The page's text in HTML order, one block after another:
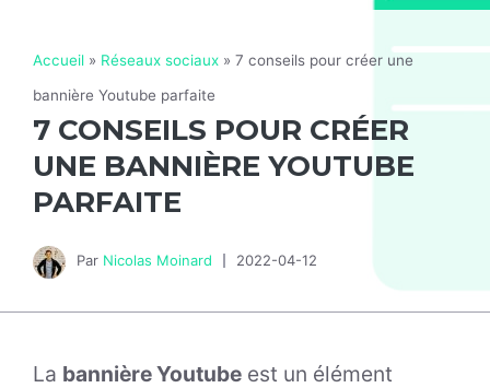
Accueil » Réseaux sociaux » 7 conseils pour créer une
bannière Youtube parfaite
7 CONSEILS POUR CRÉER
UNE BANNIÈRE YOUTUBE
PARFAITE
Par Nicolas Moinard 2022-04-12
La bannière Youtube est un élément